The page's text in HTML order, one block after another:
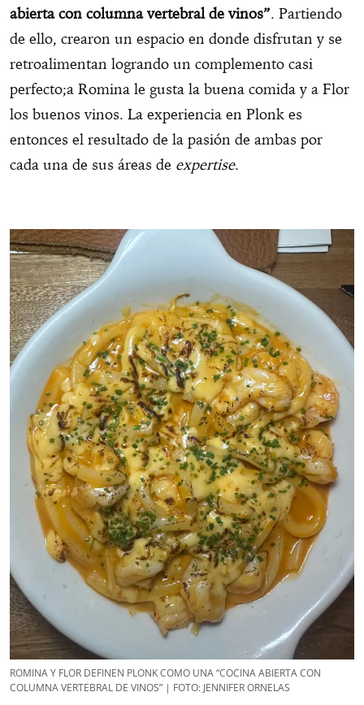
abierta con columna vertebral de vinos”. Partiendo
de ello, crearon un espacio en donde disfrutan y se
retroalimentan logrando un complemento casi
perfecto;a Romina le gusta la buena comida y a Flor
los buenos vinos. La experiencia en Plonk es
entonces el resultado de la pasión de ambas por
cada una de sus áreas de expertise.
ROMINA Y FLOR DEFINEN PLONK COMO UNA “COCINA ABIERTA CON
COLUMNA VERTEBRAL DE VINOS” | FOTO: JENNIFER ORNELAS